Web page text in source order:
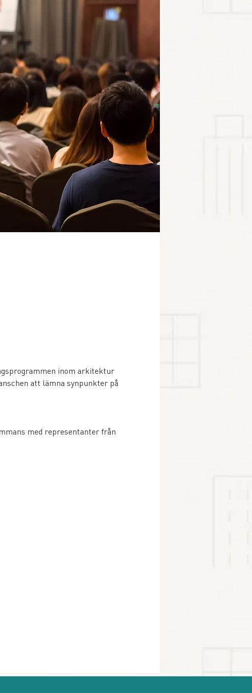
inom arkitektur
att lämna synpunkter på
med representanter från